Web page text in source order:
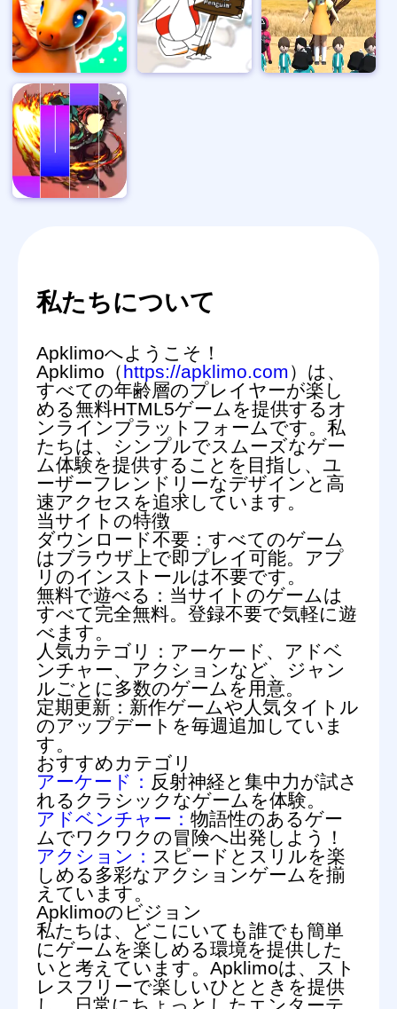
私たちについて
Apklimoへようこそ！
Apklimo（https://apklimo.com）は、
すべての年齢層のプレイヤーが楽し
める無料HTML5ゲームを提供するオ
ンラインプラットフォームです。私
たちは、シンプルでスムーズなゲー
ム体験を提供することを目指し、ユ
ーザーフレンドリーなデザインと高
速アクセスを追求しています。
当サイトの特徴
ダウンロード不要：すべてのゲーム
はブラウザ上で即プレイ可能。アプ
リのインストールは不要です。
無料で遊べる： 当サイトのゲームは
すべて完全無料。登録不要で気軽に遊
べます。
人気カテゴリ： アーケード、アドベ
ンチャー、アクションなど、ジャン
ルごとに多数のゲームを用意。
定期更新： 新作ゲームや人気タイトル
のアップデートを毎週追加していま
す。
おすすめカテゴリ
アーケード： 反射神経と集中力が試さ
れるクラシックなゲームを体験。
アドベンチャー：物語性のあるゲー
ムでワクワクの冒険へ出発しよう！
アクション： スピードとスリルを楽
しめる多彩なアクションゲームを揃
えています。
Apklimoのビジョン
私たちは、どこにいても誰でも簡単
にゲームを楽しめる環境を提供した
いと考えています。Apklimoは、スト
レスフリーで楽しいひとときを提供